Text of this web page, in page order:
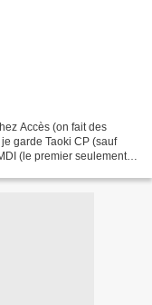
Accès (on fait des
garde Taoki CP (sauf
(le premier seulement)